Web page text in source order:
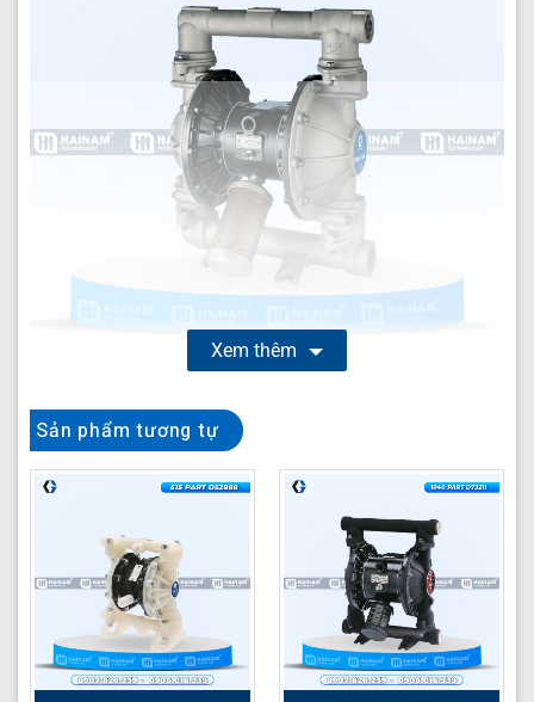
Bơm màng HUSKY 1590 Part DB4777
chuyển chất lỏng hiệu quả, đáng tin cậy cho nhiều
ngành công nghiệp. Là một loại bơm màng khí nén cao
DB4777 được thiết kế đặc biệt để xử lý các loại chất
lỏng khó, từ hóa chất ăn mòn đến dung môi nhớt, đảm
bảo hiệu suất vượt trội và độ bền tối ưu trong môi
trường công nghiệp khắc nghiệt. Cấu tạo từ Inox 316
cao cấp, bơm cung cấp khả năng chống ăn mòn tuyệt
vời, kéo dài tuổi thọ thiết bị và giảm thiểu chi phí bảo trì.
Xem thêm
Sản phẩm tương tự